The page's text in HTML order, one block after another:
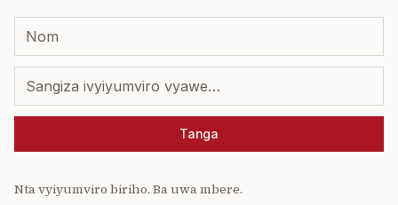
Tanga
Nta vyiyumviro biriho. Ba uwa mbere.